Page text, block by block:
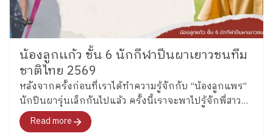
น้องลูกเเก้ว ชั้น 6 นักกีฬาปีนผาเยาวชนทีม
ชาติไทย 2569
หลังจากครั้งก่อนที่เราได้ทำความรู้จักกับ “น้องลูกแพร”
นักปีนผารุ่นเล็กกันไปแล้ว ครั้งนี้เราจะพาไปรู้จักพี่สาว
คนโต ซึ่งล่าสุดได้รับการคัดเลือกเป็นหนึ่งในนักกีฬาปีน
ผาเยาวชนทีมชาติไทย รุ่นอายุไม่เกิน 13 ปี ประเภท
Read more